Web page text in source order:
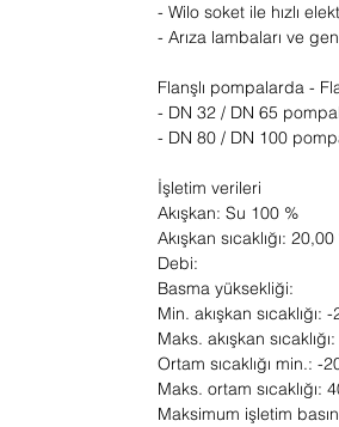
- Wilo soket ile hızlı
- Arıza lambaları ve
Flanşlı pompalarda -
- DN 32 / DN 65
- DN 80 / DN 100
İşletim verileri
Akışkan: Su 100 %
Akışkan sıcaklığı: 20,00
Debi:
Basma yüksekliği:
Min. akışkan sıcaklığı:
Maks. akışkan
Ortam sıcaklığı min.: -
Maks. ortam sıcaklığı:
Maksimum işletim